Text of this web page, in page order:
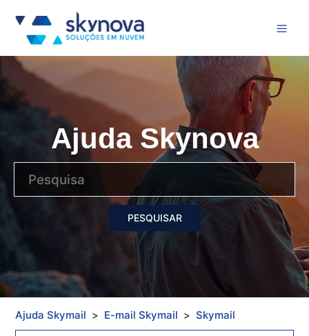
Ajuda Skynova
Ajuda Skymail E-mail Skymail Skymail